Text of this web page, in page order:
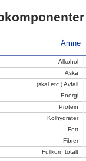
Ämne
Alkohol
Aska
(skal etc.) Avfall
Energi
Protein
Kolhydrater
Fett
Fibrer
Fullkorn totalt